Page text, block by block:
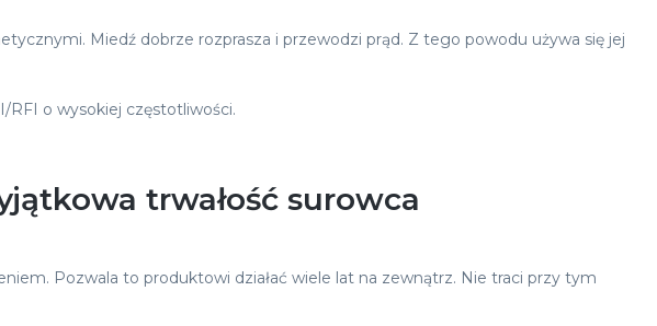
Miedź dobrze rozprasza i przewodzi prąd. Z tego powodu używa się jej
RFI o wysokiej częstotliwości.
trwałość surowca
Pozwala to produktowi działać wiele lat na zewnątrz. Nie traci przy tym